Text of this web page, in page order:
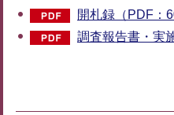
開札録（PDF：
調査報告書・実